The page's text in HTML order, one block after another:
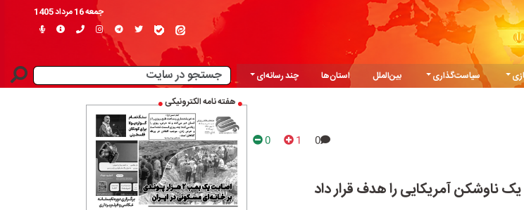
جمعه 16 مرداد 1405
سیاست‌گذاری بین‌الملل استان‌ها
چند رسانه‌ای
0
1
0
ناوشکن آمریکایی را هدف قرار داد
هفته نامه الکترونیکی